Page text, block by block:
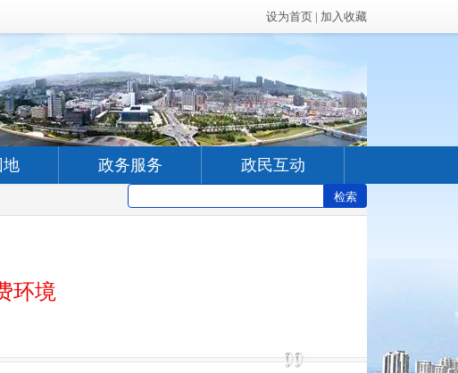
设为首页 | 加入收藏
地 政务服务 政民互动
环境